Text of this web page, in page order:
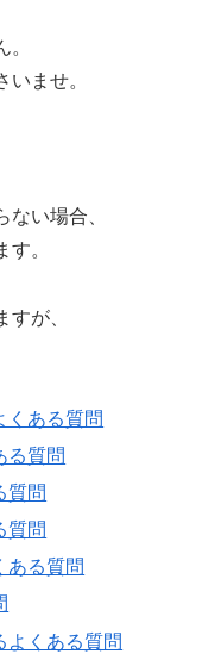
ませ。
ない場合、
。
が、
くある質問
る質問
質問
質問
ある質問
よくある質問